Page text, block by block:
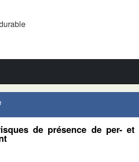
de présence de per- et